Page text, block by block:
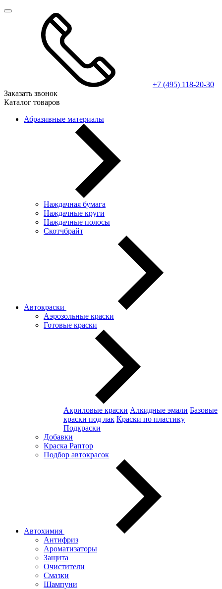
+7 (495) 118-20-30
Заказать звонок
Каталог товаров
Абразивные материалы
Наждачная бумага
Наждачные круги
Наждачные полосы
Скотчбрайт
Автокраски
Аэрозольные краски
Готовые краски
Акриловые краски Алкидные эмали Базовые
краски под лак Краски по пластику
Подкраски
Добавки
Краска Раптор
Подбор автокрасок
Автохимия
Антифриз
Ароматизаторы
Защита
Очистители
Смазки
Шампуни